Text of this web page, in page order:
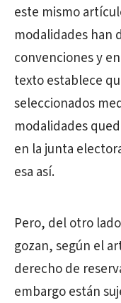
este mismo
modalidades han
convenciones y
texto establece
seleccionados
modalidades
en la junta
esa así.
Pero, del otro
gozan, según el
derecho de
embargo están